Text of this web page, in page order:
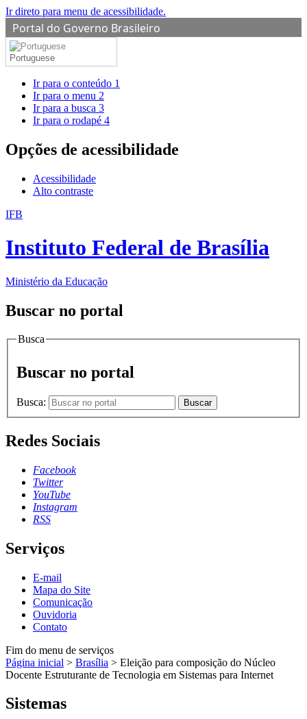
Ir direto para menu de acessibilidade.
Portal do Governo Brasileiro
Portuguese
Ir para o conteúdo 1
Ir para o menu 2
Ir para a busca 3
Ir para o rodapé 4
Opções de acessibilidade
Acessibilidade
Alto contraste
IFB
Instituto Federal de Brasília
Ministério da Educação
Buscar no portal
Busca
Buscar no portal
Busca: Buscar
Redes Sociais
Facebook
Twitter
YouTube
Instagram
RSS
Serviços
E-mail
Mapa do Site
Comunicação
Ouvidoria
Contato
Fim do menu de serviços
Página inicial > Brasília > Eleição para composição do Núcleo
Docente Estruturante de Tecnologia em Sistemas para Internet
Sistemas